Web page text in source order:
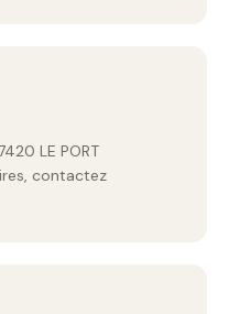
LE PORT
contactez